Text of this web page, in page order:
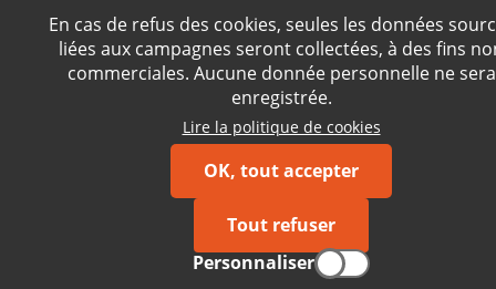
FacebookTwitterYouTubeInstagram
S'inscrire à la newsletter
Version 5.2.0
© Agence de la biomédecine - 2026 Mentions légales
Politique des cookies
Accessibilité
Contact À partager
Essential informations in english
En cas de refus des cookies, seules les données
liées aux campagnes seront collectées, à des fins
commerciales. Aucune donnée personnelle ne sera
enregistrée.
OK, tout accepter
Tout refuser
Personnaliser
Lire la politique de cookies